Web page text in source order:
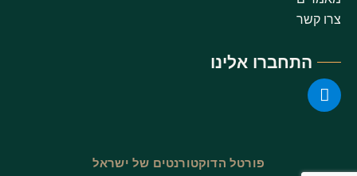
פורטל הדוקטורנטים של ישראל
צרו קשר
התחברו אלינו